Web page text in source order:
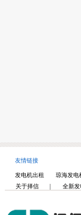
友情链接
发电机出租 琼海发电
关于择信
全新